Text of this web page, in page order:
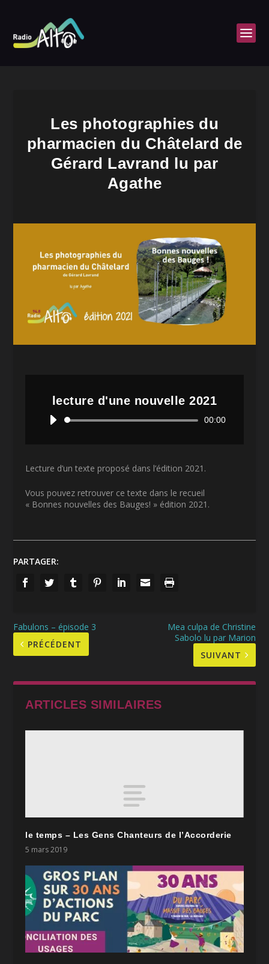
Les photographies du
pharmacien du Châtelard de
Gérard Lavrand lu par
Agathe
lecture d'une nouvelle 2021
Lecteur
00:00
Lecture d’un texte proposé dans l’édition 2021.
Vous pouvez retrouver ce texte dans le recueil
« Bonnes nouvelles des Bauges! » édition 2021.
PARTAGER:
Fabulons – épisode 3
PRÉCÉDENT
Mea culpa de Christine
Sabolo lu par Marion
SUIVANT
ARTICLES SIMILAIRES
le temps – Les Gens Chanteurs de l’Accorderie
5 mars 2019